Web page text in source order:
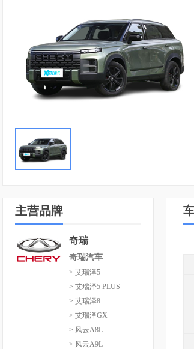
主营品牌
奇瑞
奇瑞汽车
> 艾瑞泽5
> 艾瑞泽5 PLUS
> 艾瑞泽8
> 艾瑞泽GX
> 风云A8L
> 风云A9L